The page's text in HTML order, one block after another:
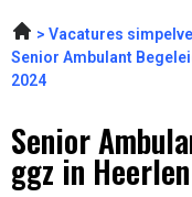
Vacatures
Senior Ambulant
2024
Senior
ggz in Heerlen